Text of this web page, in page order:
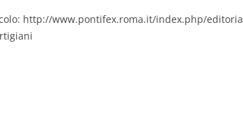
http://www.pontifex.roma.it/index.php/